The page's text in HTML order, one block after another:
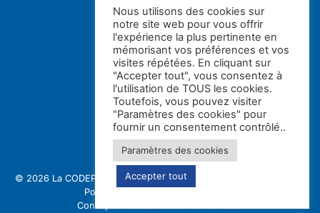
STAGES
Avec le soutien de la
© 2026 La CODEPolitique de confidentialité et gestion des cookies
Politique de protection des enfants
Conception et réalisation : Switch asbl
Nous utilisons des cookies sur
notre site web pour vous offrir
l'expérience la plus pertinente en
mémorisant vos préférences et vos
visites répétées. En cliquant sur
"Accepter tout", vous consentez à
l'utilisation de TOUS les cookies.
Toutefois, vous pouvez visiter
"Paramètres des cookies" pour
fournir un consentement contrôlé..
Paramètres des cookies
Accepter tout